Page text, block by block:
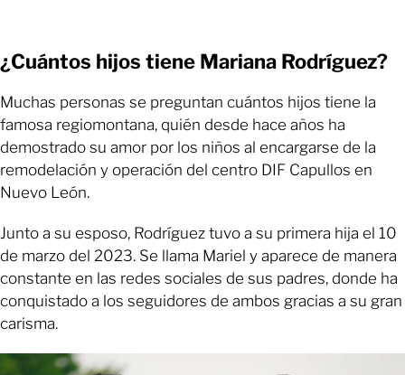
¿Cuántos hijos tiene Mariana Rodríguez?
Muchas personas se preguntan cuántos hijos tiene la
famosa regiomontana, quién desde hace años ha
demostrado su amor por los niños al encargarse de la
remodelación y operación del centro DIF Capullos en
Nuevo León.
Junto a su esposo, Rodríguez tuvo a su primera hija el 10
de marzo del 2023. Se llama Mariel y aparece de manera
constante en las redes sociales de sus padres, donde ha
conquistado a los seguidores de ambos gracias a su gran
carisma.